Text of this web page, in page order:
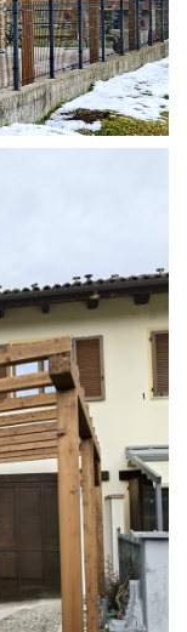
SU MISURA